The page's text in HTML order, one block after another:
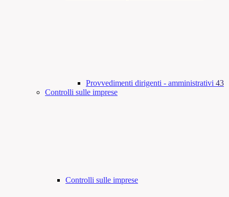
Provvedimenti dirigenti - amministrativi 43
Controlli sulle imprese
Controlli sulle imprese